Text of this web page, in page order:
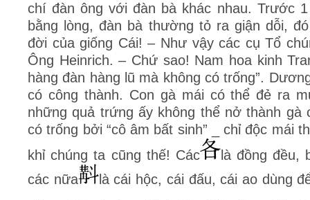
chí đàn ông với đàn bà khác nhau. Trước
bằng lòng, đàn bà thường tỏ ra giận dỗi,
đời của giống Cái! – Như vậy các cụ Tổ
Ông Heinrich. – Chứ sao! Nam hoa kinh
hàng đàn hàng lũ mà không có trống”.
có công thành. Con gà mái có thể đẻ ra
những quả trứng ấy không thể nở thành gà
có trống bởi “cô âm bất sinh” _ chỉ độc mái
khỉ chúng ta cũng thế! Các
là đồng đều,
các nữa
là cái hộc, cái đấu, cái ao dùng